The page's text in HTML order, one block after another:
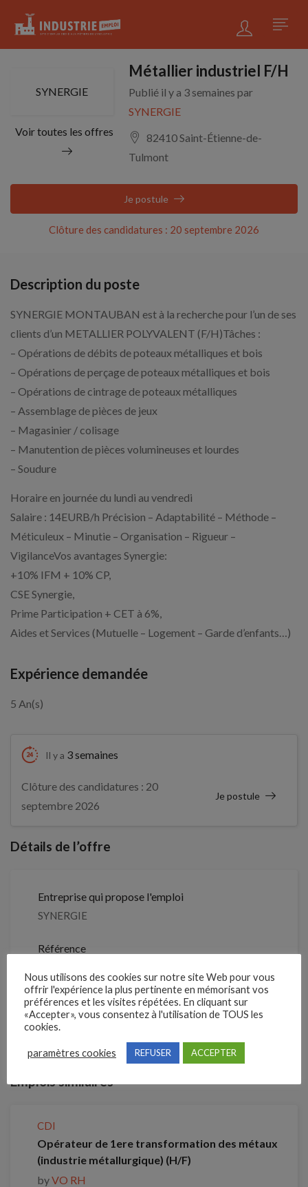
SYNERGIE
Voir toutes les offres
Métallier industriel F/H
Publié il y a 3 semaines par
SYNERGIE
82410 Saint-Étienne-de-
Tulmont
Clôture des candidatures : 20 septembre 2026
Je postule
Description du poste
SYNERGIE MONTAUBAN est à la recherche pour l’un de ses
clients d’un METALLIER POLYVALENT (F/H)Tâches :
– Opérations de débits de poteaux métalliques et bois
– Opérations de perçage de poteaux métalliques et bois
– Opérations de cintrage de poteaux métalliques
– Assemblage de pièces de jeux
– Magasinier / colisage
– Manutention de pièces volumineuses et lourdes
– Soudure
Horaire en journée du lundi au vendredi
Salaire : 14EURB/h Précision – Adaptabilité – Méthode –
Méticuleux – Minutie – Organisation – Rigueur –
VigilanceVos avantages Synergie:
+10% IFM + 10% CP,
CSE Synergie,
Prime Participation + CET à 6%,
Aides et Services (Mutuelle – Logement – Garde d’enfants…)
Expérience demandée
5 An(s)
Il y a 3 semaines
Clôture des candidatures : 20
septembre 2026
Je postule
Détails de l’offre
Entreprise qui propose l'emploi
SYNERGIE
Référence
Clôture des candidatures : 20 septembre 2026
Je postule
Emplois similaires
CDI
Opérateur de 1ere transformation des métaux
(industrie métallurgique) (H/F)
byVO RH
Nous utilisons des cookies sur notre site Web pour vous
offrir l'expérience la plus pertinente en mémorisant vos
préférences et les visites répétées. En cliquant sur
«Accepter», vous consentez à l'utilisation de TOUS les
cookies.
paramètres cookies REFUSER ACCEPTER